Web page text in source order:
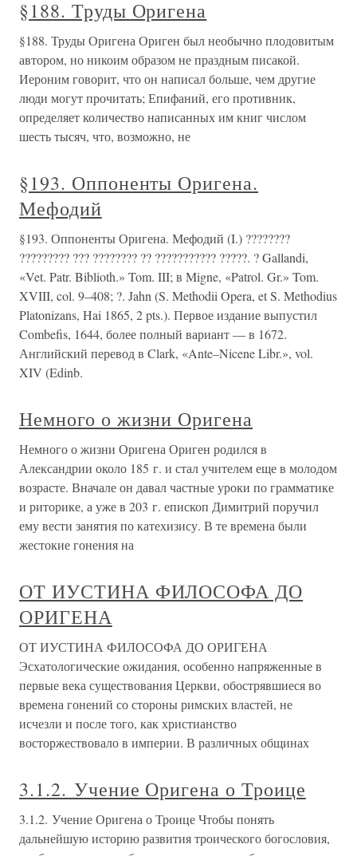
§188. Труды Оригена
§188. Труды Оригена Ориген был необычно плодовитым
автором, но никоим образом не праздным писакой.
Иероним говорит, что он написал больше, чем другие
люди могут прочитать; Епифаний, его противник,
определяет количество написанных им книг числом
шесть тысяч, что, возможно, не
§193. Оппоненты Оригена.
Мефодий
§193. Оппоненты Оригена. Мефодий (I.) ????????
????????? ??? ???????? ?? ??????????? ?????. ? Gallandi,
«Vet. Patr. Biblioth.» Tom. III; в Migne, «Patrol. Gr.» Tom.
XVIII, col. 9–408; ?. Jahn (S. Methodii Opera, et S. Methodius
Platonizans, Hai 1865, 2 pts.). Первое издание выпустил
Combefis, 1644, более полный вариант — в 1672.
Английский перевод в Clark, «Ante–Nicene Libr.», vol.
XIV (Edinb.
Немного о жизни Оригена
Немного о жизни Оригена Ориген родился в
Александрии около 185 г. и стал учителем еще в молодом
возрасте. Вначале он давал частные уроки по грамматике
и риторике, а уже в 203 г. епископ Димитрий поручил
ему вести занятия по катехизису. В те времена были
жестокие гонения на
ОТ ИУСТИНА ФИЛОСОФА ДО
ОРИГЕНА
ОТ ИУСТИНА ФИЛОСОФА ДО ОРИГЕНА
Эсхатологические ожидания, особенно напряженные в
первые века существования Церкви, обострявшиеся во
времена гонений со стороны римских властей, не
исчезли и после того, как христианство
восторжествовало в империи. В различных общинах
3.1.2. Учение Оригена о Троице
3.1.2. Учение Оригена о Троице Чтобы понять
дальнейшую историю развития троического богословия,